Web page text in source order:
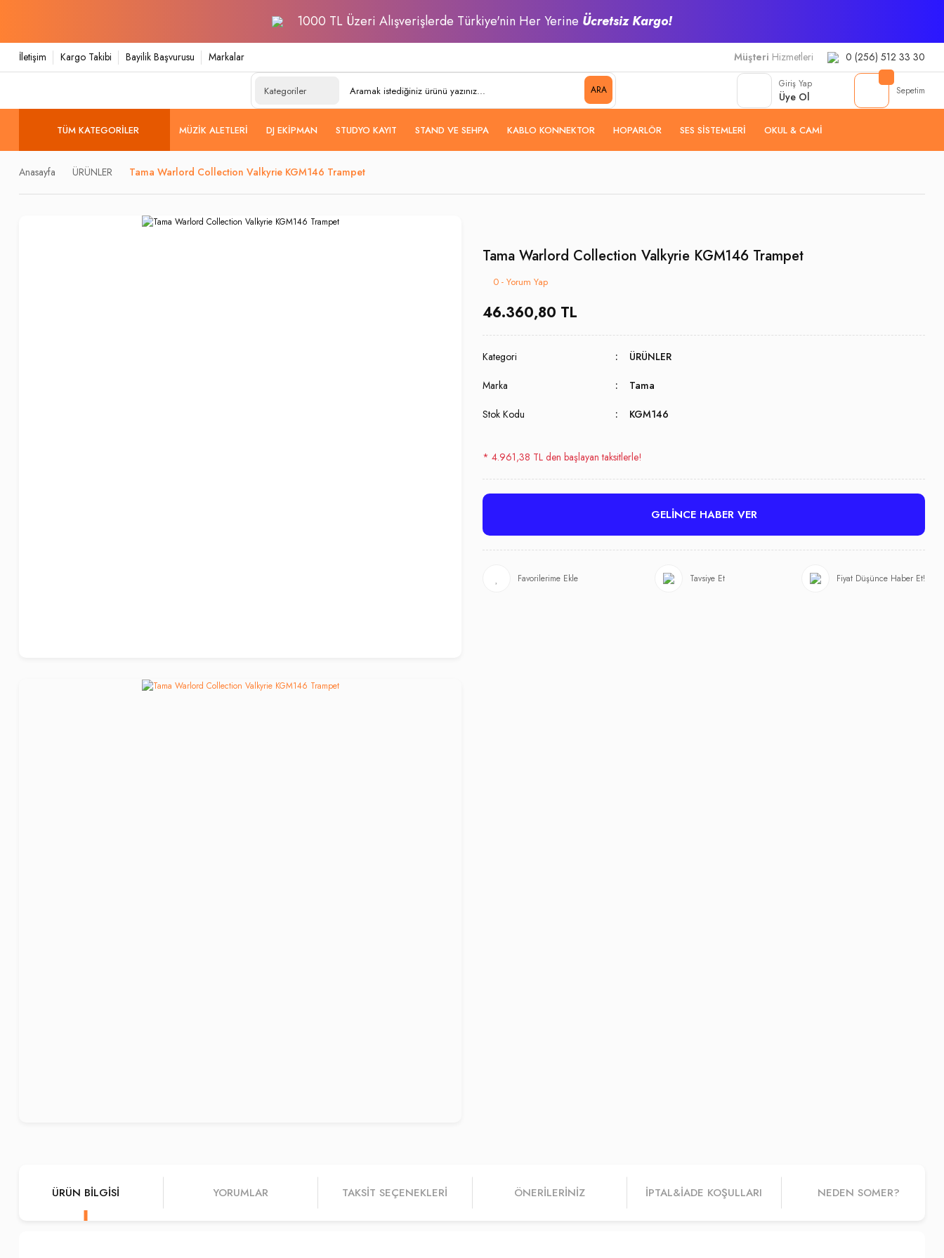
1000 TL Üzeri Alışverişlerde Türkiye'nin Her Yerine Ücretsiz Kargo!
İletişim Kargo Takibi Bayilik Başvurusu Markalar Müşteri Hizmetleri 0 (256) 512 33 30
ARA
Giriş Yap
Üye Ol Sepetim
TÜM KATEGORILER MÜZIK ALETLERI DJ EKIPMAN STUDYO KAYIT STAND VE SEHPA KABLO KONNEKTOR HOPARLÖR SES SISTEMLERI OKUL & CAMI
Anasayfa ÜRÜNLER Tama Warlord Collection Valkyrie KGM146 Trampet
Tama Warlord Collection Valkyrie KGM146 Trampet
0 - Yorum Yap
46.360,80 TL
Kategori ÜRÜNLER
Marka Tama
Stok Kodu KGM146
* 4.961,38 TL den başlayan taksitlerle!
GELİNCE HABER VER
Tavsiye Et Fiyat Düşünce Haber Et!
ÜRÜN BILGISI YORUMLAR TAKSIT SEÇENEKLERI ÖNERILERINIZ İPTAL&IADE KOŞULLARI NEDEN SOMER?